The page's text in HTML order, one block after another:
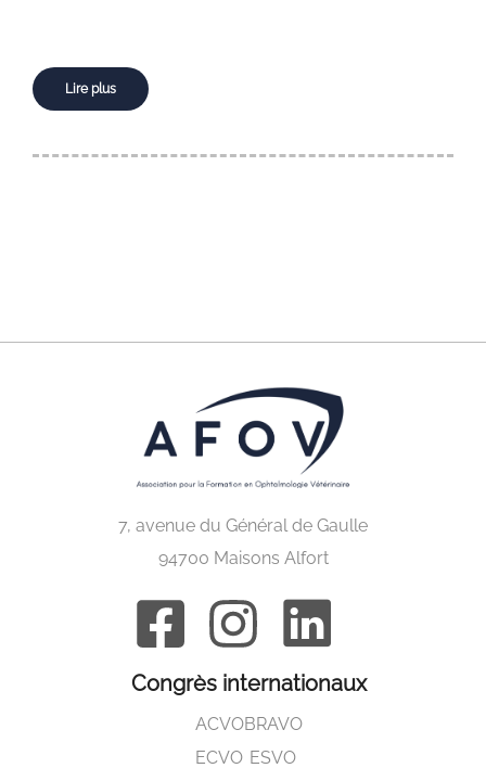
Lire plus
7, avenue du Général de Gaulle
94700 Maisons Alfort
Congrès internationaux
ACVO
ECVO
BRAVO
ESVO